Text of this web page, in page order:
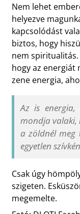
Nem lehet
helyezve
kapcsolódást
biztos, hogy
nem
hogy az energiát
zene energia,
Az is
mondja valaki,
a zöldnél meg
egyetlen
Csak úgy
szigeten.
megemelte.